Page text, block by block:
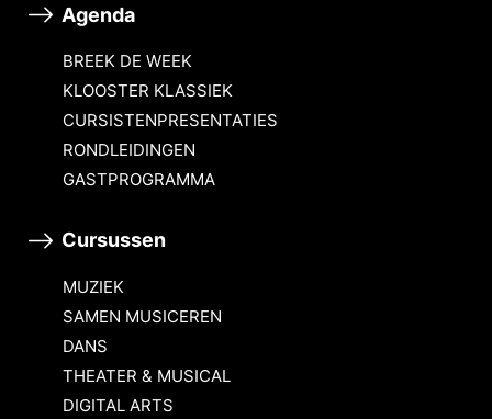
Agenda
BREEK DE WEEK
KLOOSTER KLASSIEK
CURSISTENPRESENTATIES
RONDLEIDINGEN
GASTPROGRAMMA
Cursussen
MUZIEK
SAMEN MUSICEREN
DANS
THEATER & MUSICAL
DIGITAL ARTS